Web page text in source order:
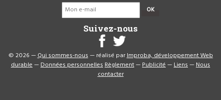
OK
Suivez-nous
© 2026 —Qui sommes-nous— réalisé parImproba, développement Web
durable—Données personnellesRèglement—Publicité—Liens—Nous
contacter